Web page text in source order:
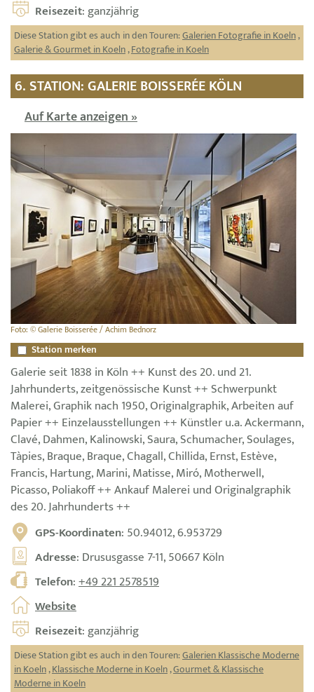
Reisezeit: ganzjährig
Diese Station gibt es auch in den Touren:Galerien Fotografie in Koeln,
Galerie & Gourmet in Koeln,Fotografie in Koeln
6. STATION: GALERIE BOISSERÉE KÖLN
Auf Karte anzeigen »
Foto: © Galerie Boisserée / Achim Bednorz
Station merken
Galerie seit 1838 in Köln ++ Kunst des 20. und 21.
Jahrhunderts, zeitgenössische Kunst ++ Schwerpunkt
Malerei, Graphik nach 1950, Originalgraphik, Arbeiten auf
Papier ++ Einzelausstellungen ++ Künstler u.a. Ackermann,
Clavé, Dahmen, Kalinowski, Saura, Schumacher, Soulages,
Tàpies, Braque, Braque, Chagall, Chillida, Ernst, Estève,
Francis, Hartung, Marini, Matisse, Miró, Motherwell,
Picasso, Poliakoff ++ Ankauf Malerei und Originalgraphik
des 20. Jahrhunderts ++
GPS-Koordinaten: 50.94012, 6.953729
Adresse: Drususgasse 7-11, 50667 Köln
Telefon:+49 221 2578519
Website
Reisezeit: ganzjährig
Diese Station gibt es auch in den Touren:Galerien Klassische Moderne
in Koeln,Klassische Moderne in Koeln,Gourmet & Klassische
Moderne in Koeln